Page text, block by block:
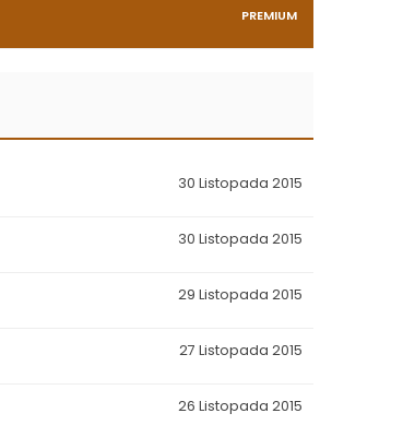
PREMIUM
30 Listopada 2015
30 Listopada 2015
29 Listopada 2015
27 Listopada 2015
26 Listopada 2015